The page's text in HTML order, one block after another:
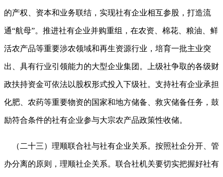
的产权、资本和业务联结，实现社有企业相互参股，打造流
通“航母”。推进社有企业并购重组，在农资、棉花、粮油、鲜
活农产品等重要涉农领域和再生资源行业，培育一批主业突
出、具有行业引领能力的大型企业集团。上级社争取的各级财
政扶持资金可依法以股权形式投入下级社。支持社有企业承担
化肥、农药等重要物资的国家和地方储备、救灾储备任务，鼓
励符合条件的社有企业参与大宗农产品政策性收储。
（二十三）理顺联合社与社有企业关系。按照社企分开、管
办分离的原则，理顺社企关系。联合社机关要切实把握好社有